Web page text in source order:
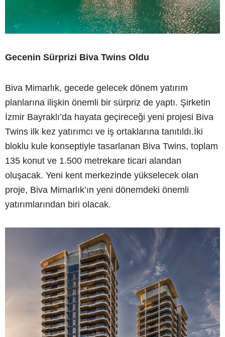
Gecenin Sürprizi Biva Twins Oldu
Biva Mimarlık, gecede gelecek dönem yatırım
planlarına ilişkin önemli bir sürpriz de yaptı. Şirketin
İzmir Bayraklı’da hayata geçireceği yeni projesi Biva
Twins ilk kez yatırımcı ve iş ortaklarına tanıtıldı.İki
bloklu kule konseptiyle tasarlanan Biva Twins, toplam
135 konut ve 1.500 metrekare ticari alandan
oluşacak. Yeni kent merkezinde yükselecek olan
proje, Biva Mimarlık’ın yeni dönemdeki önemli
yatırımlarından biri olacak.